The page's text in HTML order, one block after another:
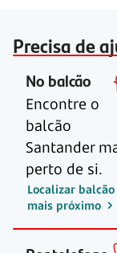
Precisa de
No balcão
Encontre o
balcão
Santander
perto de si.
Localizar balcão
mais próximo